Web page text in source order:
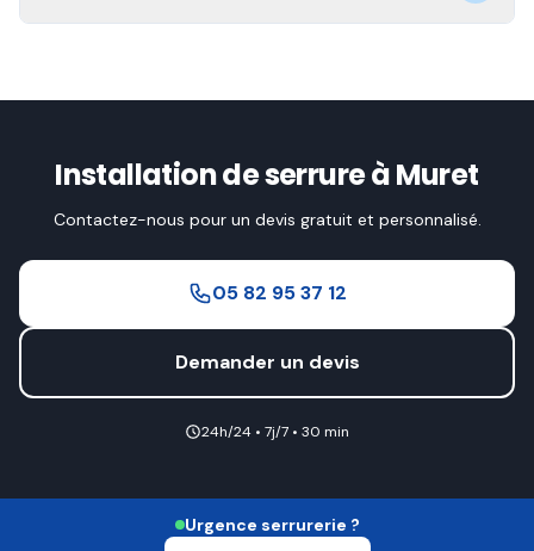
Installation de serrure à Muret
Contactez-nous pour un devis gratuit et personnalisé.
05 82 95 37 12
Demander un devis
24h/24 • 7j/7 • 30 min
Urgence serrurerie ?